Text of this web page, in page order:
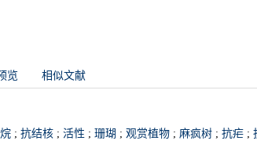
览 相似文献
; 抗结核 ; 活性 ; 珊瑚 ; 观赏植物 ; 麻疯树 ; 抗疟 ;